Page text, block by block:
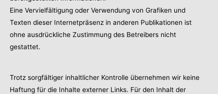
Eine Vervielfältigung oder Verwendung von Grafiken und
Texten dieser Internetpräsenz in anderen Publikationen ist
ohne ausdrückliche Zustimmung des Betreibers nicht
gestattet.
Trotz sorgfältiger inhaltlicher Kontrolle übernehmen wir keine
Haftung für die Inhalte externer Links. Für den Inhalt der